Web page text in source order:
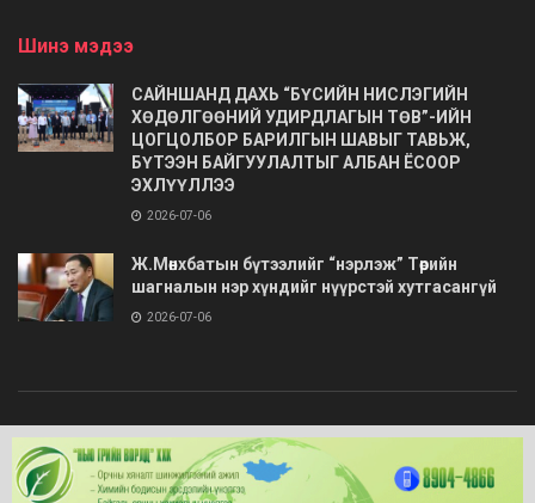
Шинэ мэдээ
САЙНШАНД ДАХЬ “БҮСИЙН НИСЛЭГИЙН
ХӨДӨЛГӨӨНИЙ УДИРДЛАГЫН ТӨВ”-ИЙН
ЦОГЦОЛБОР БАРИЛГЫН ШАВЫГ ТАВЬЖ,
БҮТЭЭН БАЙГУУЛАЛТЫГ АЛБАН ЁСООР
ЭХЛҮҮЛЛЭЭ
2026-07-06
Ж.Мөнхбатын бүтээлийг “нэрлэж” Төрийн
шагналын нэр хүндийг нүүрстэй хутгасангүй
2026-07-06
© 2020 Barimt.com- Зохиогчийн эрх хуулиар хамгаалагдсан. Загварыг
ONLINE MEDIA LLC.